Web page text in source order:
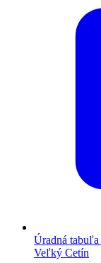
Úradná tabuľa
Veľký Cetín